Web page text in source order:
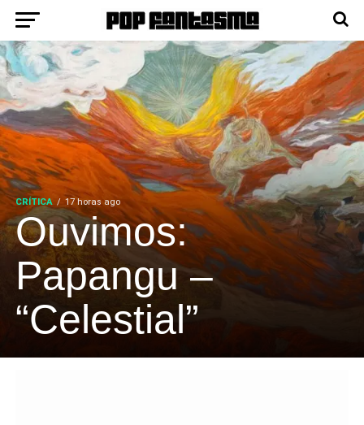
CRÍTICA 17 horas ago
Ouvimos:
Papangu –
“Celestial”